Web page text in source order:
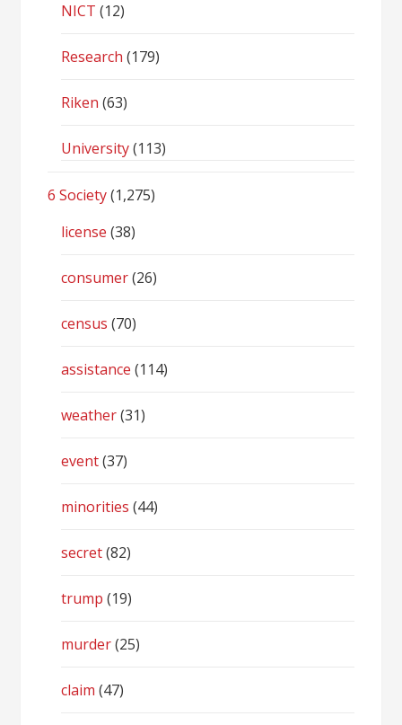
NICT (12)
Research (179)
Riken (63)
University(113)
6 Society(1,275)
license (38)
consumer(26)
census (70)
assistance (114)
weather(31)
event(37)
minorities (44)
secret(82)
trump (19)
murder(25)
claim (47)